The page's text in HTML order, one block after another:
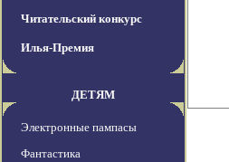
Читательский конкурс
Илья-Премия
ДЕТЯМ
Электронные пампасы
Фантастика